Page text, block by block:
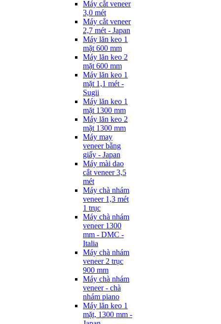
Máy cắt veneer
3,0 mét
Máy cắt veneer
2,7 mét - Japan
Máy lăn keo 1
mặt 600 mm
Máy lăn keo 2
mặt 600 mm
Máy lăn keo 1
mặt 1,1 mét -
Sugii
Máy lăn keo 1
mặt 1300 mm
Máy lăn keo 2
mặt 1300 mm
Máy may
veneer bằng
giấy - Japan
Máy mài dao
cắt veneer 3,5
mét
Máy chà nhám
veneer 1,3 mét
1 trục
Máy chà nhám
veneer 1300
mm - DMC -
Italia
Máy chà nhám
veneer 2 trục
900 mm
Máy chà nhám
veneer - chà
nhám piano
Máy lăn keo 1
mặt, 1300 mm -